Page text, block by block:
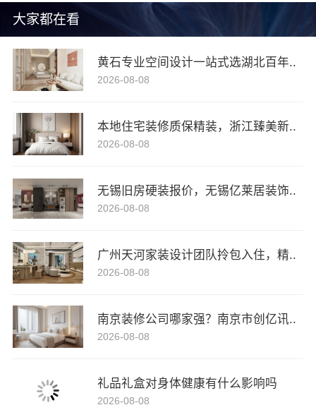
大家都在看
黄石专业空间设计一站式选湖北百年..
2026-08-08
本地住宅装修质保精装，浙江臻美新..
2026-08-08
无锡旧房硬装报价，无锡亿莱居装饰..
2026-08-08
广州天河家装设计团队拎包入住，精..
2026-08-08
南京装修公司哪家强？南京市创亿讯..
2026-08-08
礼品礼盒对身体健康有什么影响吗
2026-08-08